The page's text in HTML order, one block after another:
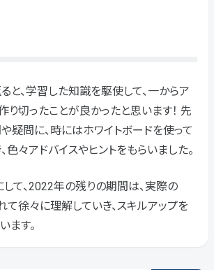
と、学習した知識を駆使して、一からア
り切ったことが良かったと思います！ 先
疑問に、時にはホワイトボードを使って
色々アドバイスやヒントをもらいました。
て、2022年の残りの期間は、実際の
徐々に理解していき、スキルアップを
ます。